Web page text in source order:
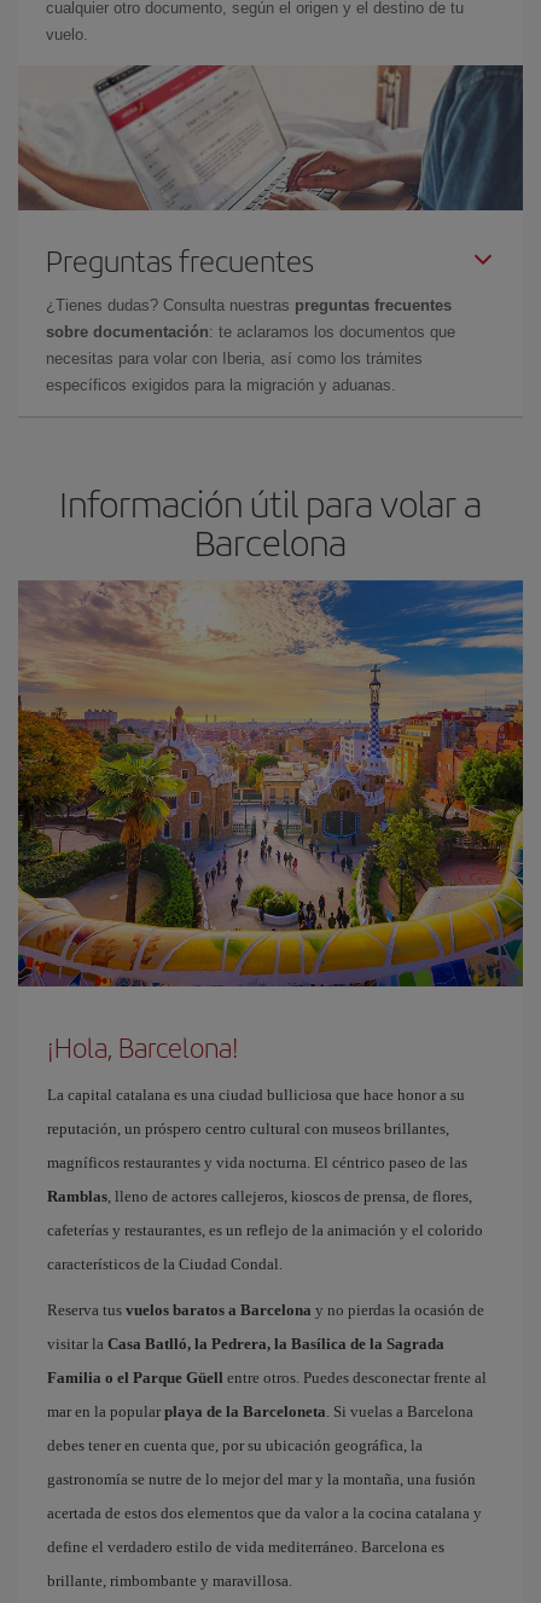
cualquier otro documento, según el origen y el destino de tu
vuelo.
Preguntas frecuentes
¿Tienes dudas? Consulta nuestras preguntas frecuentes
sobre documentación: te aclaramos los documentos que
necesitas para volar con Iberia, así como los trámites
específicos exigidos para la migración y aduanas.
Información útil para volar a
Barcelona
¡Hola, Barcelona!
La capital catalana es una ciudad bulliciosa que hace honor a su
reputación, un próspero centro cultural con museos brillantes,
magníficos restaurantes y vida nocturna. El céntrico paseo de las
Ramblas, lleno de actores callejeros, kioscos de prensa, de flores,
cafeterías y restaurantes, es un reflejo de la animación y el colorido
característicos de la Ciudad Condal.
Reserva tus vuelos baratos a Barcelona y no pierdas la ocasión de
visitar la Casa Batlló, la Pedrera, la Basílica de la Sagrada
Familia o el Parque Güell entre otros. Puedes desconectar frente al
mar en la popular playa de la Barceloneta. Si vuelas a Barcelona
debes tener en cuenta que, por su ubicación geográfica, la
gastronomía se nutre de lo mejor del mar y la montaña, una fusión
acertada de estos dos elementos que da valor a la cocina catalana y
define el verdadero estilo de vida mediterráneo. Barcelona es
brillante, rimbombante y maravillosa.